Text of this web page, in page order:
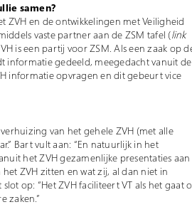
samen?
ZVH en de ontwikkelingen met Veiligheid
vaste partner aan de ZSM tafel (link
is een partij voor ZSM. Als een zaak op
informatie gedeeld, meegedacht vanuit
informatie opvragen en dit gebeurt vice
van het gehele ZVH (met alle
Bart vult aan: “En natuurlijk in het
het ZVH gezamenlijke presentaties aan
ZVH zitten en wat zij, al dan niet in
op: “Het ZVH faciliteert VT als het gaat
zaken.”